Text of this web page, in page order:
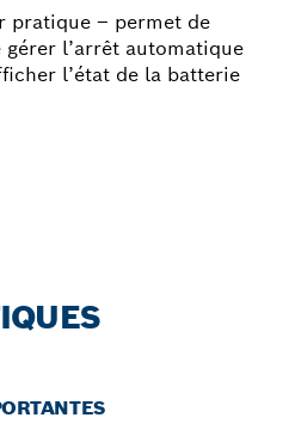
pratique – permet de
l’arrêt automatique
l’état de la batterie